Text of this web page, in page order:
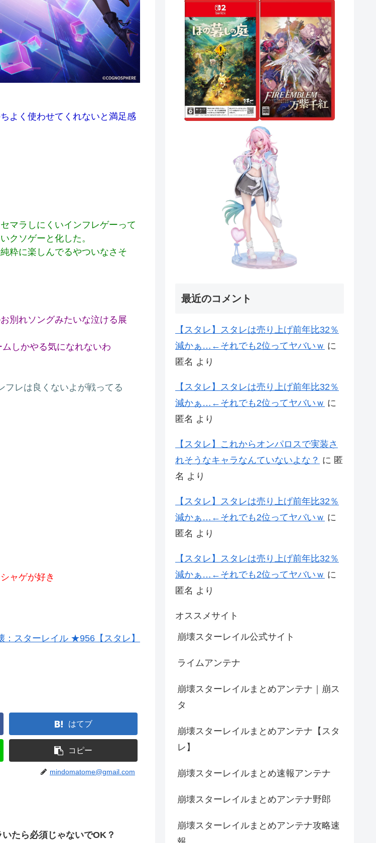
よく使わせてくれないと満足感
マラしにくいインフレゲーって
クソゲーと化した。
粋に楽しんでるやついなさそ
別れソングみたいな泣ける展
しかやる気になれないわ
フレは良くないよが戦ってる
ャゲが好き
：スターレイル ★956【スタレ】
はてブ
コピー
mindomatome@gmail.com
たら必須じゃないでOK？
最近のコメント
【スタレ】スタレは売り上げ前年比32％
減かぁ…←それでも2位ってヤバいｗ に
匿名 より
【スタレ】スタレは売り上げ前年比32％
減かぁ…←それでも2位ってヤバいｗ に
匿名 より
【スタレ】これからオンパロスで実装さ
れそうなキャラなんていないよな？ に 匿
名 より
【スタレ】スタレは売り上げ前年比32％
減かぁ…←それでも2位ってヤバいｗ に
匿名 より
【スタレ】スタレは売り上げ前年比32％
減かぁ…←それでも2位ってヤバいｗ に
匿名 より
オススメサイト
崩壊スターレイル公式サイト
ライムアンテナ
崩壊スターレイルまとめアンテナ｜崩ス
タ
崩壊スターレイルまとめアンテナ【スタ
レ】
崩壊スターレイルまとめ速報アンテナ
崩壊スターレイルまとめアンテナ野郎
崩壊スターレイルまとめアンテナ攻略速